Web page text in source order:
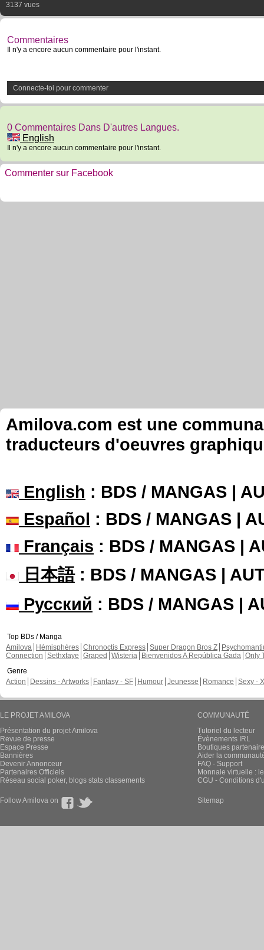
3137 vues
Commentaires
Il n'y a encore aucun commentaire pour l'instant.
Connecte-toi pour commenter
0 Commentaires Dans D'autres Langues.
English
Il n'y a encore aucun commentaire pour l'instant.
Commenter sur Facebook
Amilova.com est une
traducteurs d'oeuvres
English : BDS / MANGAS |
Español : BDS / MANGAS |
Français : BDS / MANGAS |
日本語: BDS / MANGAS |
Русский : BDS / MANGAS |
Top BDs / Manga
Amilova
Hémisphères Chronoctis Express Super Dragon Bros Z
Connection Sethxfaye Graped Wisteria Bienvenidos A República Gada Only
Genre
Action
Dessins - Artworks Fantasy - SF Humour Jeunesse Romance Sexy -
LE PROJET AMILOVA
Présentation du projet Amilova
Revue de presse
Espace Presse
Bannières
Devenir Annonceur
Partenaires Officiels
Réseau social poker, blogs stats classements
COMMUNAUTÉ
Tutoriel du lecteur
Évènements IRL
Boutiques
Aider la
FAQ - Support
Monnaie virtuelle :
CGU - Conditions
Follow Amilova on Sitemap